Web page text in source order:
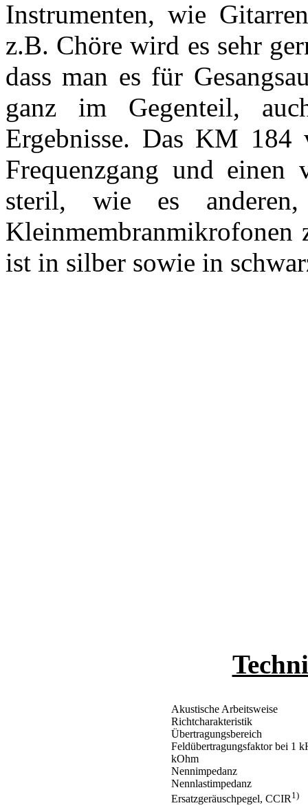
Instrumenten, wie
z.B. Chöre wird es sehr
dass man es für
ganz im Gegenteil,
Ergebnisse. Das KM 184
Frequenzgang und
steril, wie es anderen,
Kleinmembranmikrofonen
ist in silber sowie in
Akustische Arbeitsweise
Richtcharakteristik
Übertragungsbereich
Feldübertragungsfaktor bei 1
kOhm
Nennimpedanz
Nennlastimpedanz
Ersatzgeräuschpegel, CCIR 1)